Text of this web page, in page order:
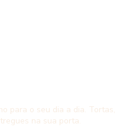
para o seu dia a dia. Tortas,
na sua porta.